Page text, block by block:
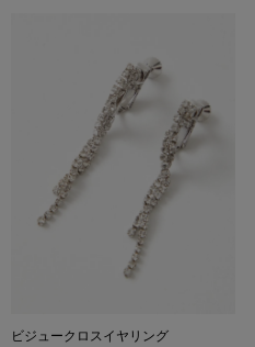
ビジュークロスイヤリング